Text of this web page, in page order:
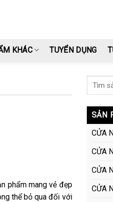
KHÁC TUYỂN DỤNG
phẩm mang vẻ đẹp
thể bỏ qua đối với
SẢN
CỬA
CỬA
CỬA
CỬA